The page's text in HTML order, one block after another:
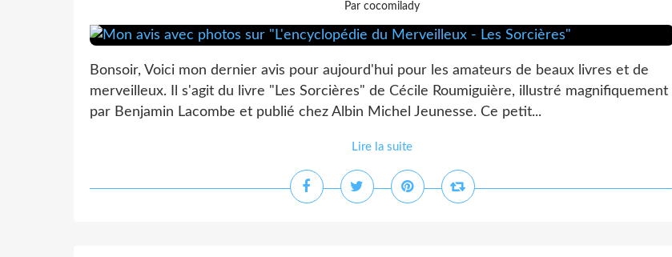
Par cocomilady
Bonsoir, Voici mon dernier avis pour aujourd'hui pour les amateurs de beaux livres et de
merveilleux. Il s'agit du livre "Les Sorcières" de Cécile Roumiguière, illustré magnifiquement
par Benjamin Lacombe et publié chez Albin Michel Jeunesse. Ce petit...
Lire la suite